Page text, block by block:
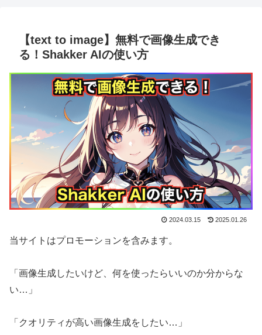
【text to image】無料で画像生成でき
る！Shakker AIの使い方
2024.03.15 2025.01.26
当サイトはプロモーションを含みます。
「画像生成したいけど、何を使ったらいいのか分からな
い…」
「クオリティが高い画像生成をしたい…」